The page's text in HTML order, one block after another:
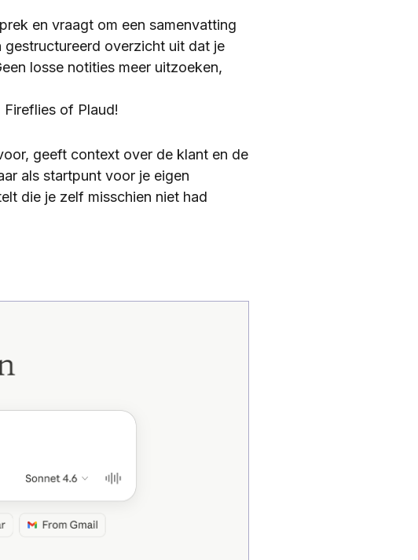
en vraagt om een samenvatting
gestructureerd overzicht uit dat je
losse notities meer uitzoeken,
of Plaud!
geeft context over de klant en de
als startpunt voor je eigen
die je zelf misschien niet had